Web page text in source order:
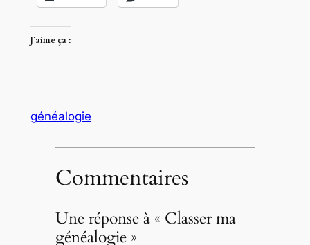
J’aime ça :
généalogie
Commentaires
Une réponse à « Classer ma
généalogie »